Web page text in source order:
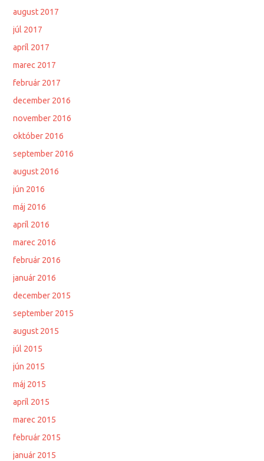
august 2017
júl 2017
apríl 2017
marec 2017
február 2017
december 2016
november 2016
október 2016
september 2016
august 2016
jún 2016
máj 2016
apríl 2016
marec 2016
február 2016
január 2016
december 2015
september 2015
august 2015
júl 2015
jún 2015
máj 2015
apríl 2015
marec 2015
február 2015
január 2015